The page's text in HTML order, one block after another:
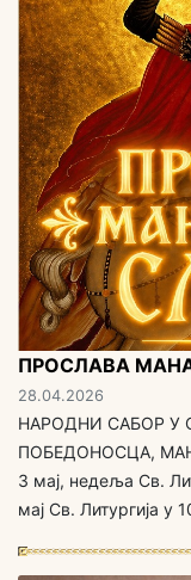
ПРОСЛАВА
28.04.2026
НАРОДНИ САБОР У
ПОБЕДОНОСЦА,
3 мај, недеља Св.
мај Св. Литургија